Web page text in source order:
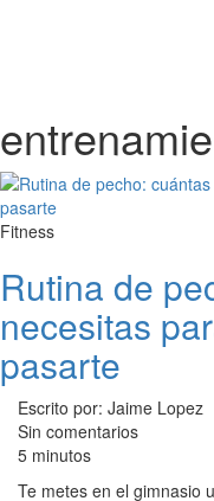
Fitness
Rutina de
necesitas
pasarte
Escrito por: Jaime Lopez
Sin comentarios
5 minutos
Te metes en el gimnasio